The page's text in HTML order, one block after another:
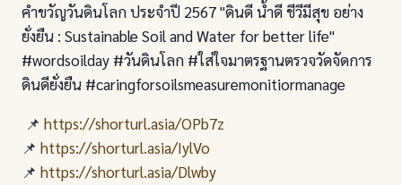
คำขวัญวันดินโลก ประจำปี 2567 "ดินดี น้ำดี ชีวีมีสุข อย่าง
ยั่งยืน : Sustainable Soil and Water for better life"
#wordsoilday #วันดินโลก #ใส่ใจมาตรฐานตรวจวัดจัดการ
ดินดียั่งยืน #caringforsoilsmeasuremonitiormanage
📌 https://shorturl.asia/OPb7z
📌 https://shorturl.asia/IylVo
📌 https://shorturl.asia/Dlwby